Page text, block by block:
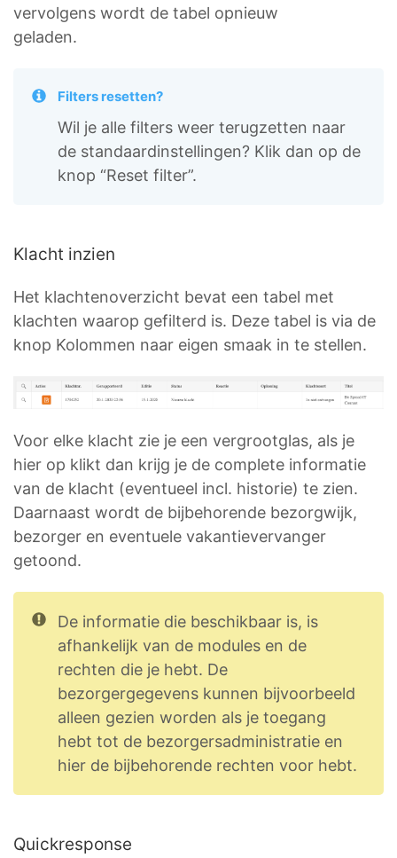
vervolgens wordt de tabel opnieuw
geladen.
Filters resetten?
Wil je alle filters weer terugzetten naar
de standaardinstellingen? Klik dan op de
knop “Reset filter”.
Klacht inzien
Het klachtenoverzicht bevat een tabel met
klachten waarop gefilterd is. Deze tabel is via de
knop Kolommen naar eigen smaak in te stellen.
Voor elke klacht zie je een vergrootglas, als je
hier op klikt dan krijg je de complete informatie
van de klacht (eventueel incl. historie) te zien.
Daarnaast wordt de bijbehorende bezorgwijk,
bezorger en eventuele vakantievervanger
getoond.
De informatie die beschikbaar is, is
afhankelijk van de modules en de
rechten die je hebt. De
bezorgergegevens kunnen bijvoorbeeld
alleen gezien worden als je toegang
hebt tot de bezorgersadministratie en
hier de bijbehorende rechten voor hebt.
Quickresponse